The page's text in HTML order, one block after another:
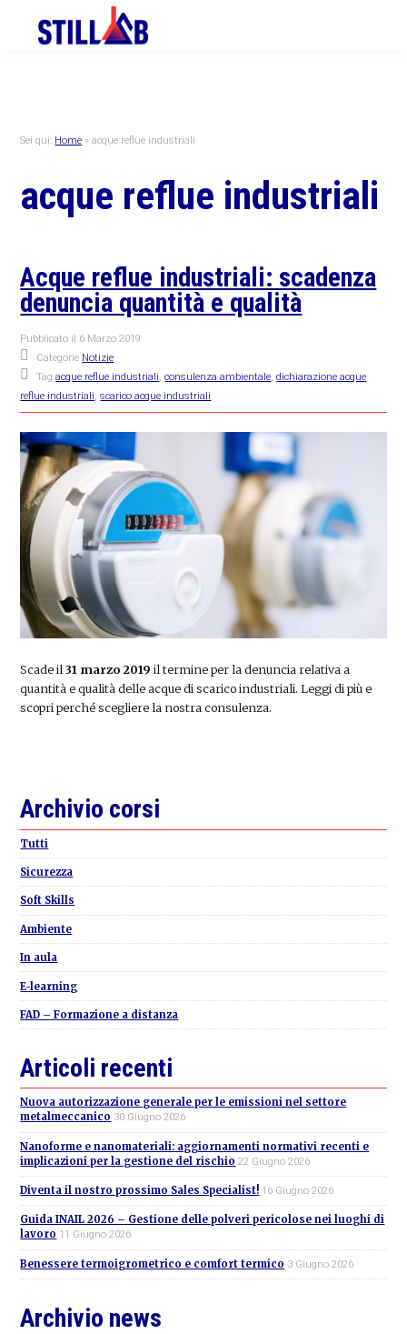
primary
primary
Sei qui: Home »acque reflue industriali
acque reflue industriali
Acque reflue industriali: scadenza
denuncia quantità e qualità
Pubblicato il 6 Marzo 2019
Categorie Notizie
Tagacque reflue industriali ,consulenza ambientale ,dichiarazione acque
reflue industriali ,scarico acque industriali
Scade il31 marzo 2019 il termine per la denuncia relativa a
quantità e qualità delle acque di scarico industriali. Leggi di più e
scopri perché scegliere la nostra consulenza.
Primary
Sidebar
Archivio corsi
Tutti
Sicurezza
Soft Skills
Ambiente
In aula
E-learning
FAD – Formazione a distanza
Articoli recenti
Nuova autorizzazione generale per le emissioni nel settore
metalmeccanico 30 Giugno 2026
Nanoforme e nanomateriali: aggiornamenti normativi recenti e
implicazioni per la gestione del rischio 22 Giugno 2026
Diventa il nostro prossimo Sales Specialist! 16 Giugno 2026
Guida INAIL 2026 – Gestione delle polveri pericolose nei luoghi di
lavoro 11 Giugno 2026
Benessere termoigrometrico e comfort termico 3 Giugno 2026
Archivio news